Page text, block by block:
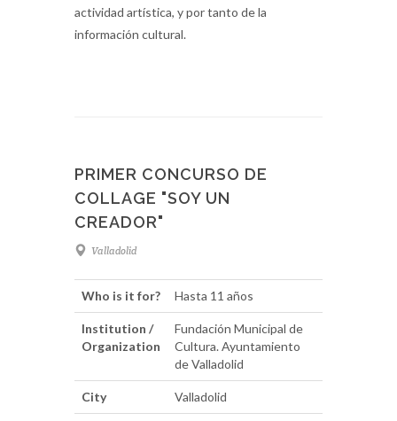
actividad artística, y por tanto de la
información cultural.
PRIMER CONCURSO DE
COLLAGE "SOY UN
CREADOR"
Valladolid
Who is it for? Hasta 11 años
Institution /
Organization
Fundación Municipal de
Cultura. Ayuntamiento
de Valladolid
City Valladolid